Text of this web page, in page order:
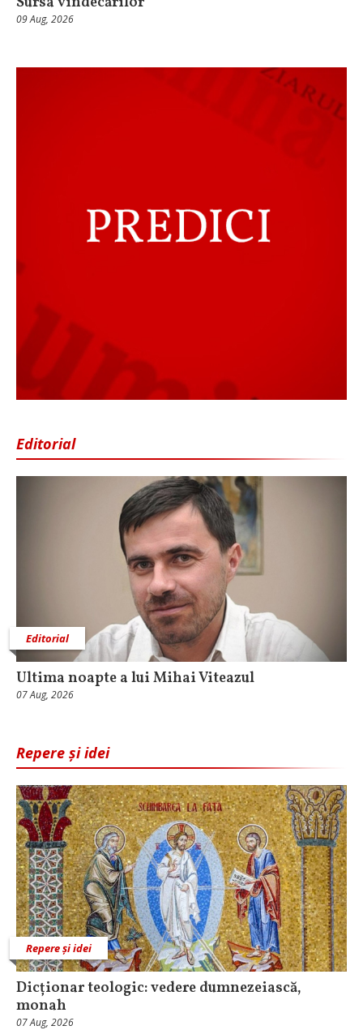
09 Aug, 2026
Editorial
Editorial
Ultima noapte a lui Mihai Viteazul
07 Aug, 2026
Repere și idei
Repere și idei
Dicționar teologic: vedere dumnezeiască,
monah
07 Aug, 2026